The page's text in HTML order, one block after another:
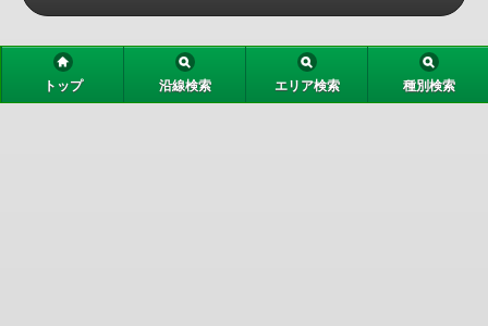
トップ 沿線検索 エリア検索 種別検索